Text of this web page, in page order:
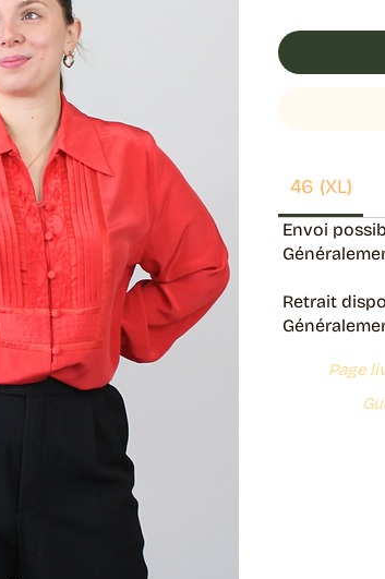
46 (XL)
Envoi
Retrait
Page